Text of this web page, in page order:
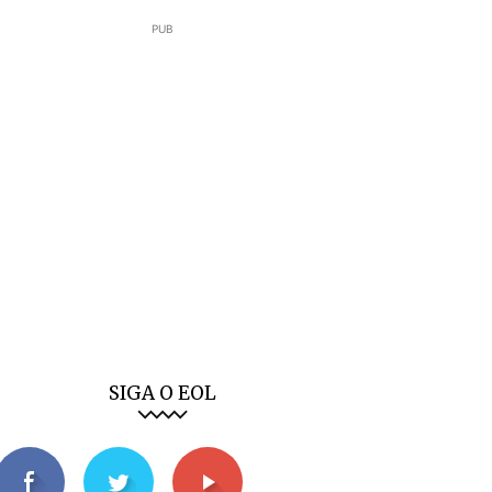
PUB
SIGA O EOL